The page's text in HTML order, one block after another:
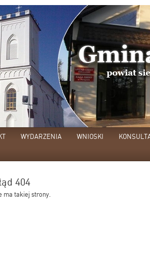
WYDARZENIA WNIOSKI
404
ma takiej strony.